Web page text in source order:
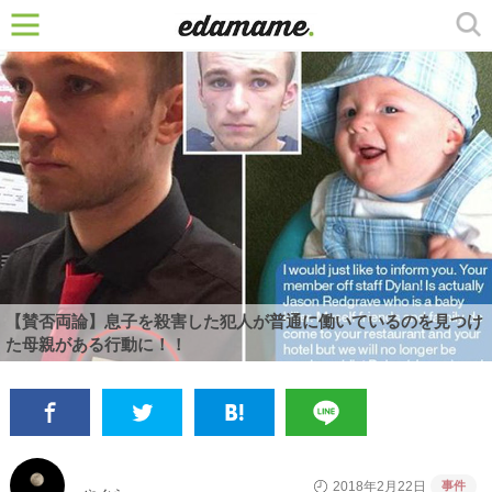
【賛否両論】息子を殺害した犯人が普通に働いているのを見つけ
た母親がある行動に！！
2018年2月22日 事件